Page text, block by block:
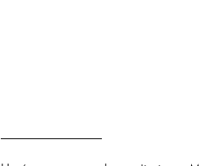
————————